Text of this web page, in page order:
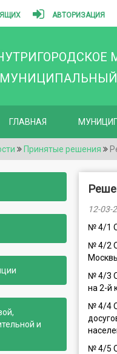
АВТОРИЗАЦИЯ
ГЛАВНАЯ
Принятые решения
и
12-03-
№ 4/1
№ 4/2
№ 4/3 О
на 2-й
№ 4/4 О
№ 4/5 О